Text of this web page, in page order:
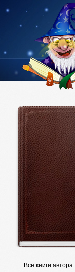
Все книги автора